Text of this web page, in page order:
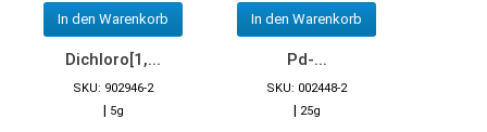
In den Warenkorb In den Warenkorb
Dichloro[1,...
SKU: 902946-2
| 5g
Pd-...
SKU: 002448-2
| 25g